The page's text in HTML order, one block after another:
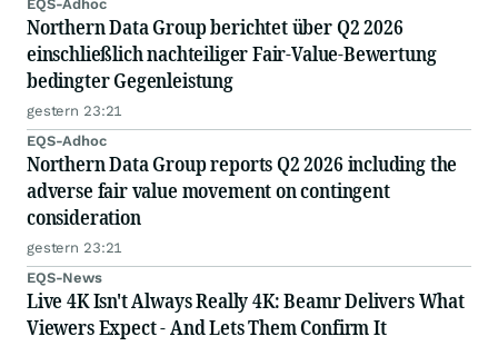
EQS-Adhoc
Northern Data Group berichtet über Q2 2026
einschließlich nachteiliger Fair-Value-Bewertung
bedingter Gegenleistung
gestern 23:21
EQS-Adhoc
Northern Data Group reports Q2 2026 including the
adverse fair value movement on contingent
consideration
gestern 23:21
EQS-News
Live 4K Isn't Always Really 4K: Beamr Delivers What
Viewers Expect - And Lets Them Confirm It